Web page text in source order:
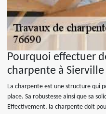
Pourquoi effectuer
charpente à Sierville
La charpente est une structure qui
place. Sa robustesse ainsi que sa
Effectivement, la charpente doit